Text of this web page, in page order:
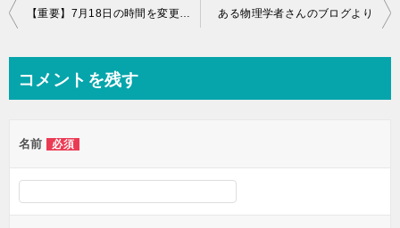
投
ビ
ー
シ
【重要】7月18日の時間を変更いたします。 ある物理学者さんのブログより
コメントを残す
名前 必須